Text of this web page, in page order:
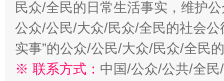
民众/全民的日常生活事实，维护
公众/公民/大众/民众/全民的社会公
实事”的公众/公民/大众/民众/全民
※ 联系方式： 中国/公众/公共/全